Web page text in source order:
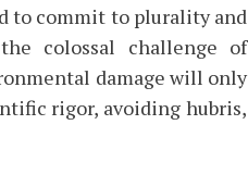
to commit to plurality and
colossal challenge of
damage will only
rigor, avoiding hubris,